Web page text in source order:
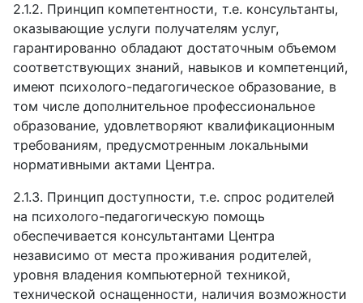
2.1.2. Принцип компетентности, т.е. консультанты,
оказывающие услуги получателям услуг,
гарантированно обладают достаточным объемом
соответствующих знаний, навыков и компетенций,
имеют психолого-педагогическое образование, в
том числе дополнительное профессиональное
образование, удовлетворяют квалификационным
требованиям, предусмотренным локальными
нормативными актами Центра.
2.1.3. Принцип доступности, т.е. спрос родителей
на психолого-педагогическую помощь
обеспечивается консультантами Центра
независимо от места проживания родителей,
уровня владения компьютерной техникой,
технической оснащенности, наличия возможности